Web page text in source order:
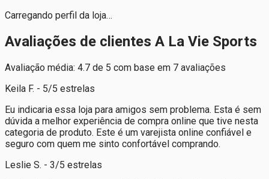
Carregando perfil da loja…
Avaliações de clientes A La Vie Sports
Avaliação média: 4.7 de 5 com base em 7 avaliações
Keila F. - 5/5 estrelas
Eu indicaria essa loja para amigos sem problema. Esta é sem
dúvida a melhor experiência de compra online que tive nesta
categoria de produto. Este é um varejista online confiável e
seguro com quem me sinto confortável comprando.
Leslie S. - 3/5 estrelas